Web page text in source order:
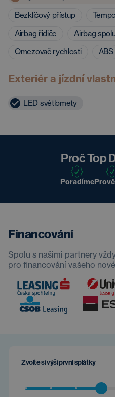
Bezklíčový přístup
Airbag řidiče
Airbag
Omezovač rychlosti
ABS
Exteriér a jízdní
LED světlomety
Proč Top
Poradíme
Financování
Spolu s našimi partnery
pro financování vašeho
Zvolte si výši první splátky